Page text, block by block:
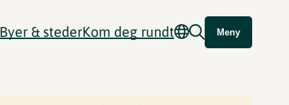
Byer & stederKom deg rundt Meny